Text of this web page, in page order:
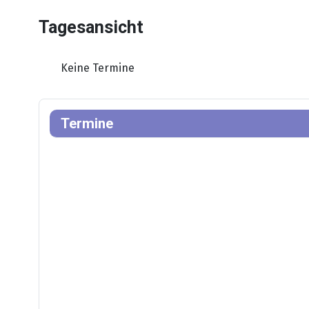
Tagesansicht
Keine Termine
Termine